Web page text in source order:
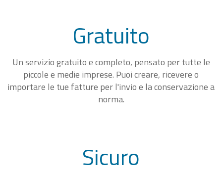
Gratuito
Un servizio gratuito e completo, pensato per tutte le
piccole e medie imprese. Puoi creare, ricevere o
importare le tue fatture per l'invio e la conservazione a
norma.
Sicuro